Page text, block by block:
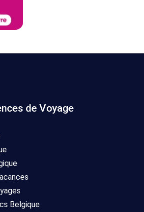
de Voyage
Belgique